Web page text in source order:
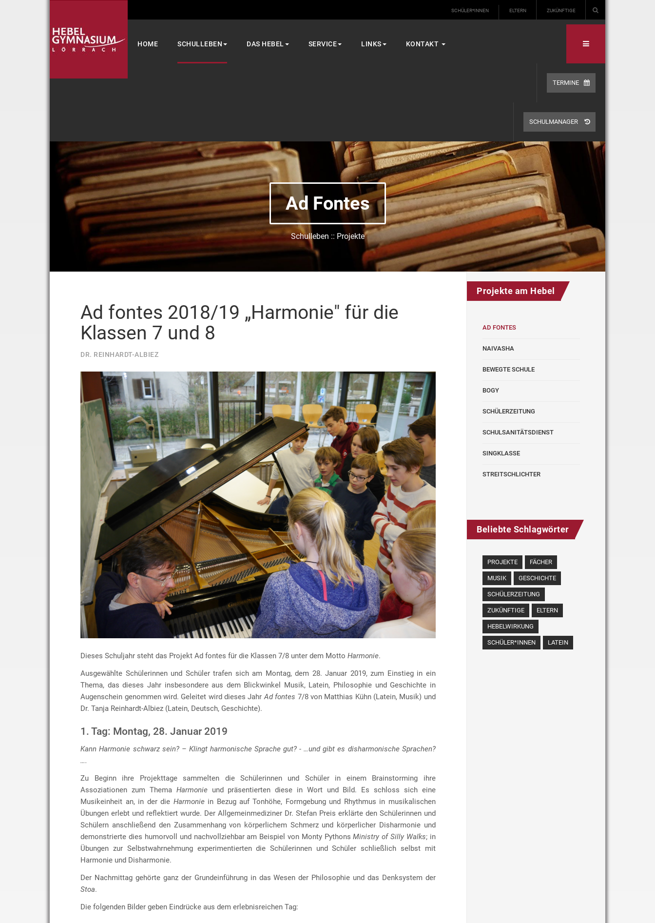
SCHÜLER*INNEN ELTERN ZUKÜNFTIGE
HOME SCHULLEBEN DAS HEBEL SERVICE LINKS KONTAKT
TERMINE
SCHULMANAGER
Ad Fontes
Schulleben :: Projekte
Ad fontes 2018/19 „Harmonie" für die
Klassen 7 und 8
DR. REINHARDT-ALBIEZ
Dieses Schuljahr steht das Projekt Ad fontes für die Klassen 7/8 unter dem MottoHarmonie.
Ausgewählte Schülerinnen und Schüler trafen sich am Montag, dem 28. Januar 2019, zum Einstieg in ein
Thema, das dieses Jahr insbesondere aus dem Blickwinkel Musik, Latein, Philosophie und Geschichte in
Augenschein genommen wird. Geleitet wird dieses Jahr Ad fontes 7/8 von Matthias Kühn (Latein, Musik) und
Dr. Tanja Reinhardt-Albiez (Latein, Deutsch, Geschichte).
1. Tag: Montag, 28. Januar 2019
Kann Harmonie schwarz sein? – Klingt harmonische Sprache gut? - …und gibt es disharmonische Sprachen?
….
Zu Beginn ihre Projekttage sammelten die Schülerinnen und Schüler in einem Brainstorming ihre
Assoziationen zum Thema Harmonieund präsentierten diese in Wort und Bild. Es schloss sich eine
Musikeinheit an, in der die Harmoniein Bezug auf Tonhöhe, Formgebung und Rhythmus in musikalischen
Übungen erlebt und reflektiert wurde. Der Allgemeinmediziner Dr. Stefan Preis erklärte den Schülerinnen und
Schülern anschließend den Zusammenhang von körperlichem Schmerz und körperlicher Disharmonie und
demonstrierte dies humorvoll und nachvollziehbar am Beispiel von Monty PythonsMinistry of Silly Walks; in
Übungen zur Selbstwahrnehmung experimentierten die Schülerinnen und Schüler schließlich selbst mit
Harmonie und Disharmonie.
Der Nachmittag gehörte ganz der Grundeinführung in das Wesen der Philosophie und das Denksystem der
Stoa.
Die folgenden Bilder geben Eindrücke aus dem erlebnisreichen Tag:
Projekte am Hebel
AD FONTES
NAIVASHA
BEWEGTE SCHULE
BOGY
SCHÜLERZEITUNG
SCHULSANITÄTSDIENST
SINGKLASSE
STREITSCHLICHTER
Beliebte Schlagwörter
PROJEKTE FÄCHER
MUSIK GESCHICHTE
SCHÜLERZEITUNG
ZUKÜNFTIGE ELTERN
HEBELWIRKUNG
SCHÜLER*INNEN LATEIN